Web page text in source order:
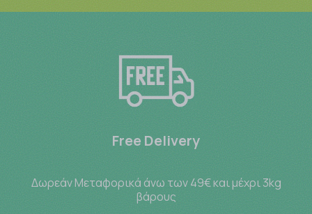
Free Delivery
Δωρεάν Μεταφορικά άνω των 49€ και μέχρι 3kg
βάρους